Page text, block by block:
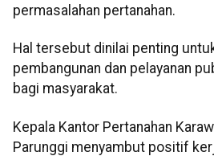
permasalahan pertanahan.
Hal tersebut dinilai penting
pembangunan dan pelayanan
bagi masyarakat.
Kepala Kantor Pertanahan
Parunggi menyambut positif